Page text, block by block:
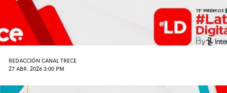
REDACCIÓN CANAL TRECE
27 ABR. 2026 3:00 PM